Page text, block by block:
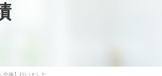
換】行いました。